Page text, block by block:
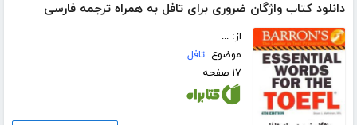
دانلود کتاب واژگان ضروری برای تافل به همراه ترجمه فارسی
از: ...
موضوع:تافل
۱۷ صفحه